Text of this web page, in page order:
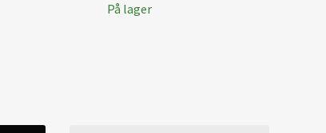
På lager